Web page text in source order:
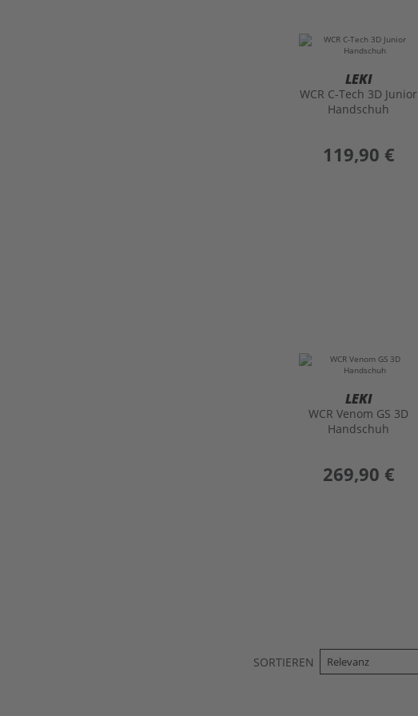
LEKI
WCR C-Tech 3D Junior
Handschuh
preis
119,90 €
LEKI
WCR Venom GS 3D
Handschuh
preis
269,90 €
SORTIEREN